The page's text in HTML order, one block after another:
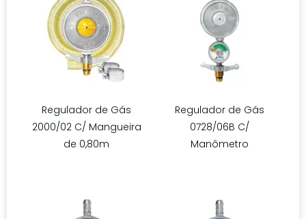
Regulador de Gás
2000/02 C/ Mangueira
de 0,80m
Regulador de Gás
0728/06B C/
Manômetro